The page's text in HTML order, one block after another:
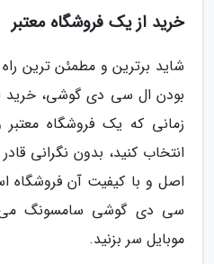
خرید از یک فروشگاه معتبر
شاید برترین و مطمئن ترین
بودن ال سی دی گوشی، خرید
زمانی که یک فروشگاه
انتخاب کنید، بدون نگرانی
اصل و با کیفیت آن فروشگاه
سی دی گوشی سامسونگ می
موبایل سر بزنید.